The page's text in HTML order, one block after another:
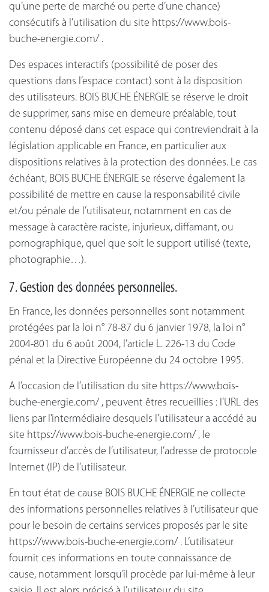
qu’une perte de marché ou perte d’une chance)
consécutifs à l’utilisation du site https://www.bois-
buche-energie.com/ .
Des espaces interactifs (possibilité de poser des
questions dans l’espace contact) sont à la disposition
des utilisateurs. BOIS BUCHE ÉNERGIE se réserve le droit
de supprimer, sans mise en demeure préalable, tout
contenu déposé dans cet espace qui contreviendrait à la
législation applicable en France, en particulier aux
dispositions relatives à la protection des données. Le cas
échéant, BOIS BUCHE ÉNERGIE se réserve également la
possibilité de mettre en cause la responsabilité civile
et/ou pénale de l’utilisateur, notamment en cas de
message à caractère raciste, injurieux, diffamant, ou
pornographique, quel que soit le support utilisé (texte,
photographie…).
7. Gestion des données personnelles.
En France, les données personnelles sont notamment
protégées par la loi n° 78-87 du 6 janvier 1978, la loi n°
2004-801 du 6 août 2004, l’article L. 226-13 du Code
pénal et la Directive Européenne du 24 octobre 1995.
A l’occasion de l’utilisation du site https://www.bois-
buche-energie.com/ , peuvent êtres recueillies : l’URL des
liens par l’intermédiaire desquels l’utilisateur a accédé au
site https://www.bois-buche-energie.com/ , le
fournisseur d’accès de l’utilisateur, l’adresse de protocole
Internet (IP) de l’utilisateur.
En tout état de cause BOIS BUCHE ÉNERGIE ne collecte
des informations personnelles relatives à l’utilisateur que
pour le besoin de certains services proposés par le site
https://www.bois-buche-energie.com/ . L’utilisateur
fournit ces informations en toute connaissance de
cause, notamment lorsqu’il procède par lui-même à leur